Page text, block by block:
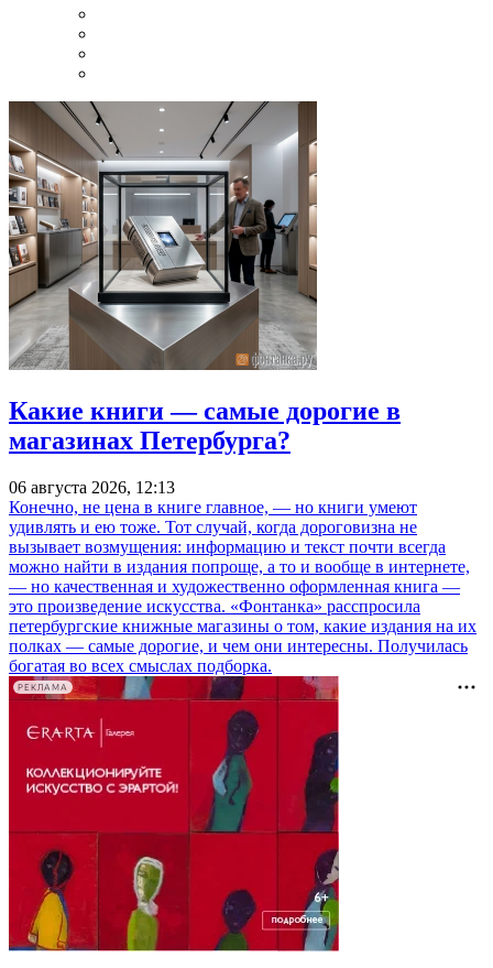
Какие книги — самые дорогие в
магазинах Петербурга?
06 августа 2026, 12:13
Конечно, не цена в книге главное, — но книги умеют
удивлять и ею тоже. Тот случай, когда дороговизна не
вызывает возмущения: информацию и текст почти всегда
можно найти в издания попроще, а то и вообще в интернете,
— но качественная и художественно оформленная книга —
это произведение искусства. «Фонтанка» расспросила
петербургские книжные магазины о том, какие издания на их
полках — самые дорогие, и чем они интересны. Получилась
богатая во всех смыслах подборка.
РЕКЛАМА